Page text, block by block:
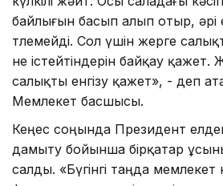
байлығын басып алып отыр, әрі
төлемейді. Сол үшін жерге
не істейтіндерін байқау қажет.
салықты енгізу қажет», - деп
Мемлекет басшысы.
Кеңес соңында Президент елдегі
дамыту бойынша бірқатар
салды. «Бүгінгі таңда мемлекет